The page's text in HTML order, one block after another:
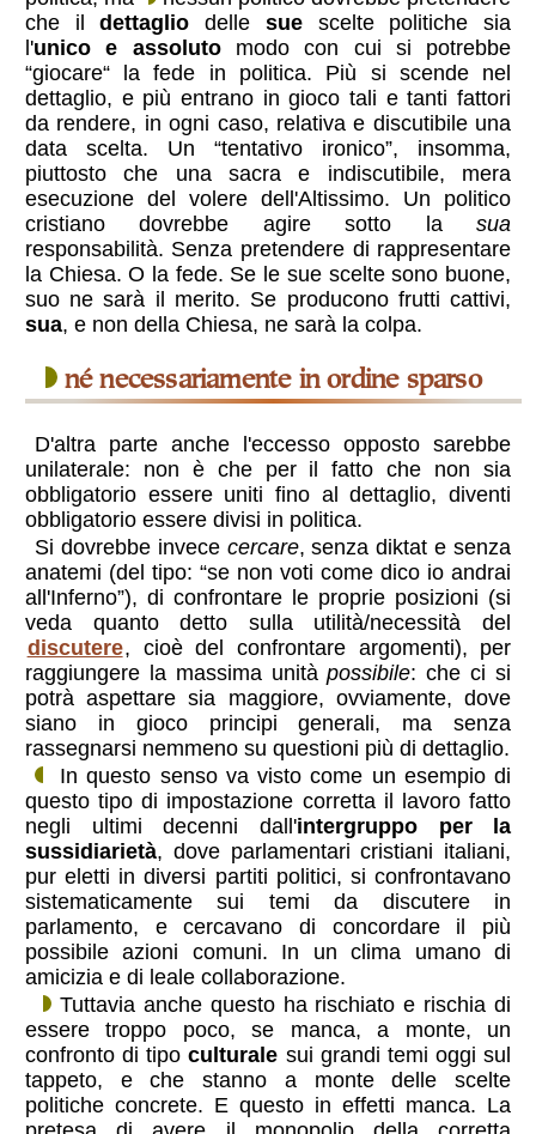
che ildettaglio delle suescelte politiche sia
l'unico e assolutomodo con cui si potrebbe
“giocare“ la fede in politica. Più si scende nel
dettaglio, e più entrano in gioco tali e tanti fattori
da rendere, in ogni caso, relativa e discutibile una
data scelta. Un “tentativo ironico”, insomma,
piuttosto che una sacra e indiscutibile, mera
esecuzione del volere dell'Altissimo. Un politico
cristiano dovrebbe agire sotto lasua
responsabilità. Senza pretendere di rappresentare
la Chiesa. O la fede. Se le sue scelte sono buone,
suo ne sarà il merito. Se producono frutti cattivi,
sua, e non della Chiesa, ne sarà la colpa.
né necessariamente in ordine sparso
D'altra parte anche l'eccesso opposto sarebbe
unilaterale: non è che per il fatto che non sia
obbligatorio essere uniti fino al dettaglio, diventi
obbligatorio essere divisi in politica.
Si dovrebbe invece cercare, senza diktat e senza
anatemi (del tipo: “se non voti come dico io andrai
all'Inferno”), di confrontare le proprie posizioni (si
veda quanto detto sulla utilità/necessità del
discutere, cioè del confrontare argomenti), per
raggiungere la massima unitàpossibile: che ci si
potrà aspettare sia maggiore, ovviamente, dove
siano in gioco principi generali, ma senza
rassegnarsi nemmeno su questioni più di dettaglio.
In questo senso va visto come un esempio di
questo tipo di impostazione corretta il lavoro fatto
negli ultimi decenni dall'intergruppo per la
sussidiarietà, dove parlamentari cristiani italiani,
pur eletti in diversi partiti politici, si confrontavano
sistematicamente sui temi da discutere in
parlamento, e cercavano di concordare il più
possibile azioni comuni. In un clima umano di
amicizia e di leale collaborazione.
Tuttavia anche questo ha rischiato e rischia di
essere troppo poco, se manca, a monte, un
confronto di tipoculturale sui grandi temi oggi sul
tappeto, e che stanno a monte delle scelte
politiche concrete. E questo in effetti manca. La